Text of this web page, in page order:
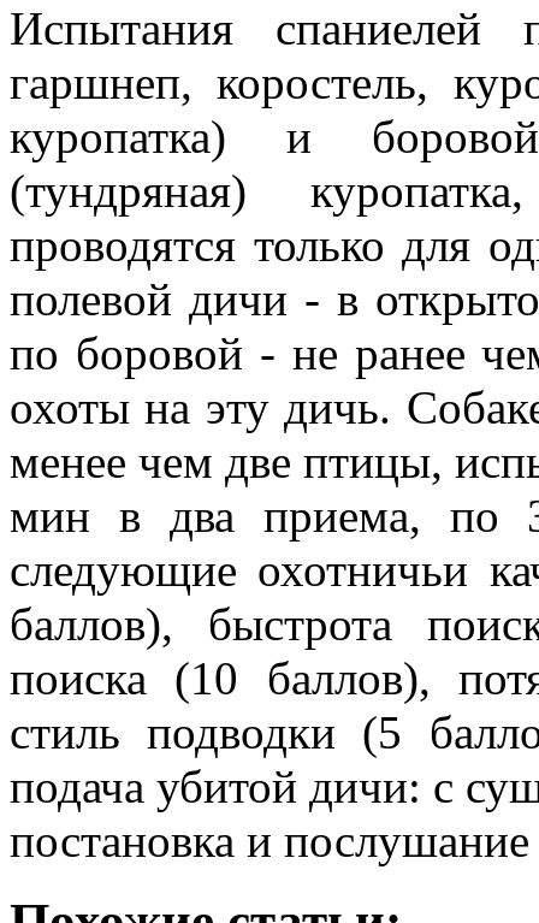
Испытания спаниелей
гаршнеп, коростель,
куропатка) и
(тундряная)
проводятся только для
полевой дичи - в
по боровой - не ранее
охоты на эту дичь.
менее чем две птицы,
мин в два приема, по
следующие охотничьи
баллов), быстрота
поиска (10 баллов),
стиль подводки (5
подача убитой дичи: с
постановка и